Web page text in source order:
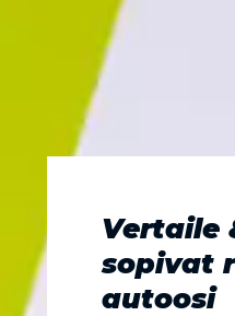
Vertaile
sopivat
autoosi